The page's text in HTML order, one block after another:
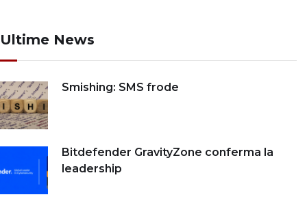
Ultime News
Smishing: SMS frode
Bitdefender GravityZone conferma la
leadership